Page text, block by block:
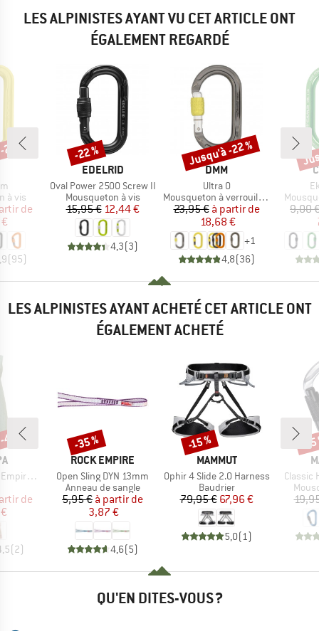
LES ALPINISTES AYANT VU CET ARTICLE ONT
ÉGALEMENT REGARDÉ
à vis
réduit
de
(95)
%
MARQUE
EDELRID
Article
Oval Power 2500 Screw II
Product group
Mousqueton à vis
Prix
15,95 €Prix réduit
12,44 €
4,3(3)
Remise
-22 %
MARQUE
DMM
Article
Ultra O
Product group
Mousqueton à verrouillage
Prix
23,95 € Prix réduit
à partir de
18,68 €
+1
4,8(36)
Remise
Jusqu'à -22 %
9,00
LES ALPINISTES AYANT ACHETÉ CET ARTICLE ONT
ÉGALEMENT ACHETÉ
Dress
réduit
de
(2)
%
MARQUE
ROCK EMPIRE
Article
Open Sling DYN 13mm
Product group
Anneau de sangle
Prix
5,95 € Prix réduit
à partir de
3,87 €
4,6(5)
Remise
-35 %
MARQUE
MAMMUT
Article
Ophir 4 Slide 2.0 Harness
Product group
Baudrier
Prix
79,95 €Prix réduit
67,96 €
5,0(1 )
Remise
-15 %
Article
Classic
-
QU'EN DITES-VOUS ?